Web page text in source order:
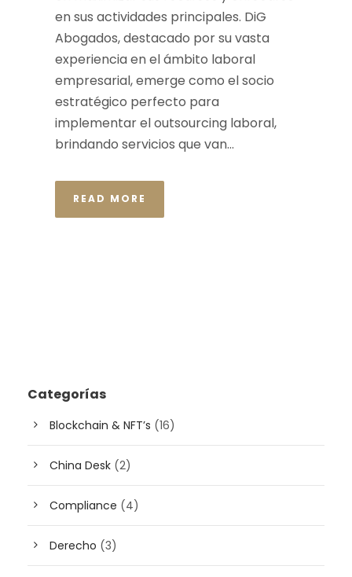
en sus actividades principales. DiG
Abogados, destacado por su vasta
experiencia en el ámbito laboral
empresarial, emerge como el socio
estratégico perfecto para
implementar el outsourcing laboral,
brindando servicios que van...
READ MORE
Categorías
Blockchain & NFT’s (16)
China Desk (2)
Compliance (4)
Derecho (3)